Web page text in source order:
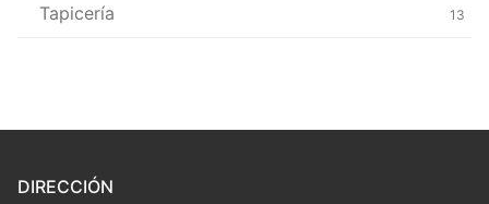
Tapicería 13
DIRECCIÓN